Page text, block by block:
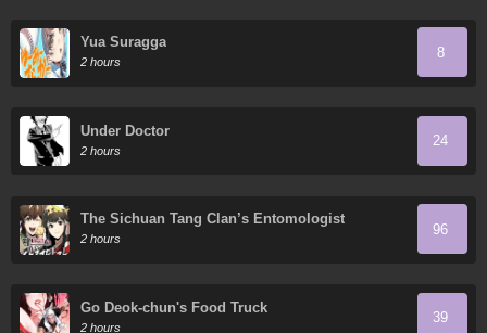
Yua Suragga
2 hours
8
Under Doctor
2 hours
24
The Sichuan Tang Clan’s Entomologist
2 hours
96
Go Deok-chun's Food Truck
2 hours
39